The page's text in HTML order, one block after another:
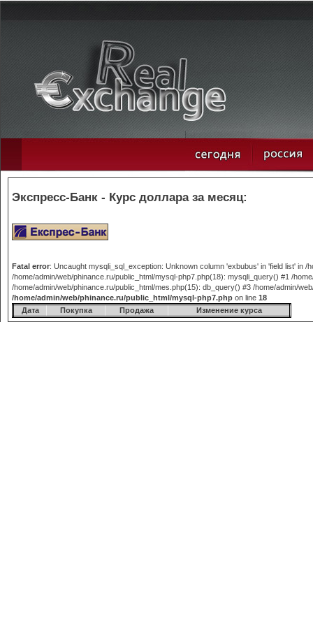
Экспресс-Банк - Курс доллара за месяц:
Fatal error: Uncaught mysqli_sql_exception: Unknown column 'exbubus' in 'field list' in
/home/admin/web/phinance.ru/public_html/mysql-php7.php(18): mysqli_query() #1 /
/home/admin/web/phinance.ru/public_html/mes.php(15): db_query() #3 /home/admin/
/home/admin/web/phinance.ru/public_html/mysql-php7.php on line 18
Дата
Покупка Продажа Изменение курса